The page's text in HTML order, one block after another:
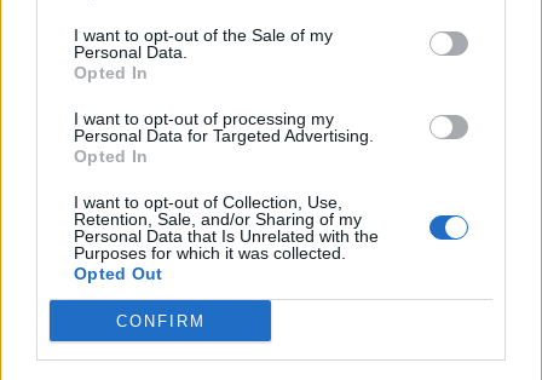
I want to opt-out of the Sale of my
Personal Data.
Opted In
I want to opt-out of processing my
Personal Data for Targeted Advertising.
Opted In
I want to opt-out of Collection, Use,
Retention, Sale, and/or Sharing of my
Personal Data that Is Unrelated with the
Purposes for which it was collected.
Opted Out
CONFIRM
Leiar
Nokon må sove dårleg om natta
ABONNEMENT